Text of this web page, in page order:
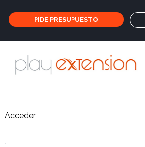
PIDE PRESUPUESTO
Acceder